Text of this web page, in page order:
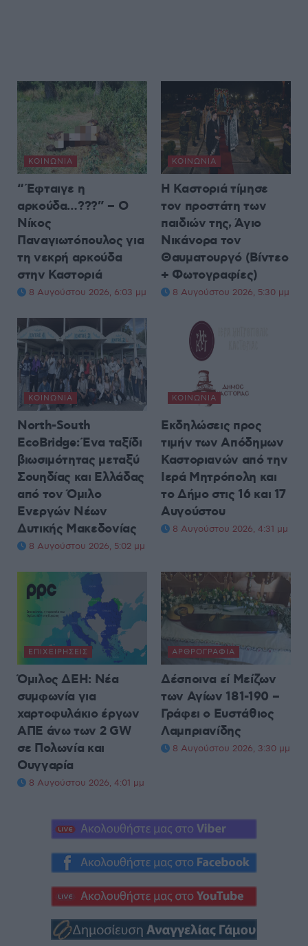
ΚΟΙΝΩΝΊΑ
“Έφταιγε η
αρκούδα…???” – Ο
Νίκος
Παναγιωτόπουλος για
τη νεκρή αρκούδα
στην Καστοριά
8 Αυγούστου 2026, 6:03 μμ
ΚΟΙΝΩΝΊΑ
Η Καστοριά τίμησε
τον προστάτη των
παιδιών της, Άγιο
Νικάνορα τον
Θαυματουργό (Βίντεο
+ Φωτογραφίες)
8 Αυγούστου 2026, 5:30 μμ
ΚΟΙΝΩΝΊΑ
North-South
EcoBridge: Ένα ταξίδι
βιωσιμότητας μεταξύ
Σουηδίας και Ελλάδας
από τον Όμιλο
Ενεργών Νέων
Δυτικής Μακεδονίας
8 Αυγούστου 2026, 5:02 μμ
ΚΟΙΝΩΝΊΑ
Εκδηλώσεις προς
τιμήν των Απόδημων
Καστοριανών από την
Ιερά Μητρόπολη και
το Δήμο στις 16 και 17
Αυγούστου
8 Αυγούστου 2026, 4:31 μμ
ΕΠΙΧΕΙΡΉΣΕΙΣ
Όμιλος ΔΕΗ: Νέα
συμφωνία για
χαρτοφυλάκιο έργων
ΑΠΕ άνω των 2 GW
σε Πολωνία και
Ουγγαρία
8 Αυγούστου 2026, 4:01 μμ
ΑΡΘΡΟΓΡΑΦΊΑ
Δέσποινα εί Μείζων
των Αγίων 181-190 –
Γράφει ο Ευστάθιος
Λαμπριανίδης
8 Αυγούστου 2026, 3:30 μμ